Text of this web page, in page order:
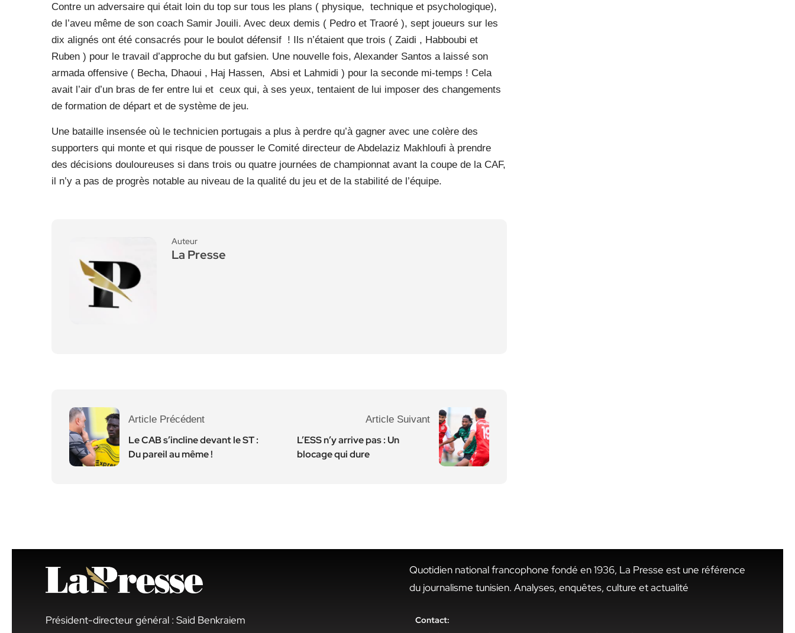
Contre un adversaire qui était loin du top sur tous les plans ( physique, technique et psychologique),
de l’aveu même de son coach Samir Jouili. Avec deux demis ( Pedro et Traoré ), sept joueurs sur les
dix alignés ont été consacrés pour le boulot défensif ! Ils n’étaient que trois ( Zaidi , Habboubi et
Ruben ) pour le travail d’approche du but gafsien. Une nouvelle fois, Alexander Santos a laissé son
armada offensive ( Becha, Dhaoui , Haj Hassen, Absi et Lahmidi ) pour la seconde mi-temps ! Cela
avait l’air d’un bras de fer entre lui et ceux qui, à ses yeux, tentaient de lui imposer des changements
de formation de départ et de système de jeu.
Une bataille insensée où le technicien portugais a plus à perdre qu’à gagner avec une colère des
supporters qui monte et qui risque de pousser le Comité directeur de Abdelaziz Makhloufi à prendre
des décisions douloureuses si dans trois ou quatre journées de championnat avant la coupe de la CAF,
il n’y a pas de progrès notable au niveau de la qualité du jeu et de la stabilité de l’équipe.
Auteur
La Presse
Article Précédent
Le CAB s’incline devant le ST :
Du pareil au même !
Article Suivant
L’ESS n’y arrive pas : Un
blocage qui dure
Président-directeur général : Said Benkraiem
Quotidien national francophone fondé en 1936, La Presse est une référence
du journalisme tunisien. Analyses, enquêtes, culture et actualité
Contact: